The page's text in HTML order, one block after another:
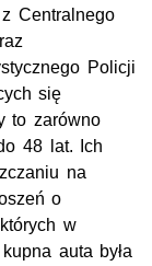
Centralnego
Policji
się
to zarówno
48 lat. Ich
na
o
w
auta była